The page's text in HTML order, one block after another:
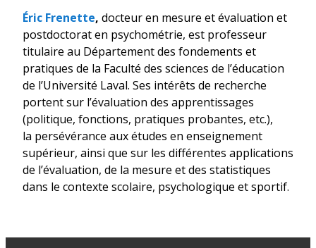
Éric Frenette, docteur en mesure et évaluation et
postdoctorat en psychométrie, est professeur
titulaire au Département des fondements et
pratiques de la Faculté des sciences de l’éducation
de l’Université Laval. Ses intérêts de recherche
portent sur l’évaluation des apprentissages
(politique, fonctions, pratiques probantes, etc.),
la persévérance aux études en enseignement
supérieur, ainsi que sur les différentes applications
de l’évaluation, de la mesure et des statistiques
dans le contexte scolaire, psychologique et sportif.